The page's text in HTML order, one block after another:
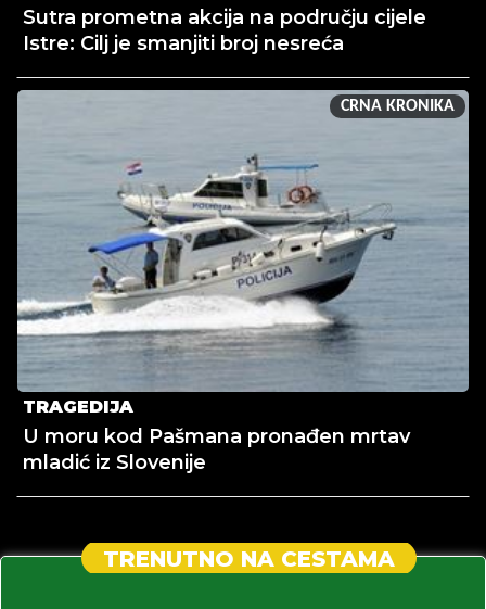
Sutra prometna akcija na području cijele
Istre: Cilj je smanjiti broj nesreća
CRNA KRONIKA
TRAGEDIJA
U moru kod Pašmana pronađen mrtav
mladić iz Slovenije
TRENUTNO NA CESTAMA